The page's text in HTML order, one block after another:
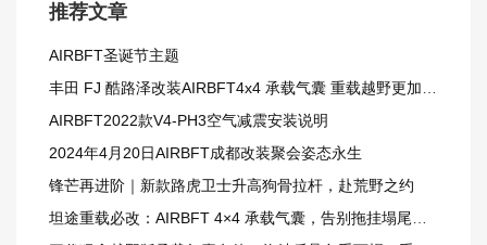
推荐文章
AIRBFT圣诞节主题
丰田 FJ 酷路泽改装AIRBFT4x4 承载气囊 重载越野更加从容
AIRBFT2022款V4-PH3空气减震安装说明
2024年4月20日AIRBFT成都改装聚会姿态永生
锋芒再进阶｜新款路虎卫士升高狗骨拉杆，赴荒野之约
坦途重载必改：AIRBFT 4×4 承载气囊，告别拖挂塌尾窘境